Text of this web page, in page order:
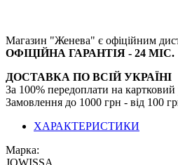
Магазин "Женева" є офіційним
ОФІЦІЙНА ГАРАНТІЯ - 24 МІС.
ДОСТАВКА ПО ВСІЙ УКРАЇНІ
За 100% передоплати на
Замовлення до 1000 грн - від 100
ХАРАКТЕРИСТИКИ
Марка: